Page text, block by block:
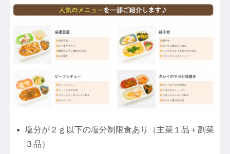
塩分が２ｇ以下の塩分制限食あり（主菜１品＋副菜
３品）